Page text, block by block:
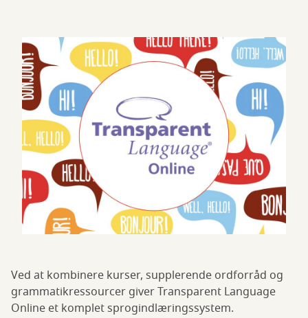
Ved at kombinere kurser, supplerende ordforråd og
grammatikressourcer giver Transparent Language
Online et komplet sprogindlæringssystem.